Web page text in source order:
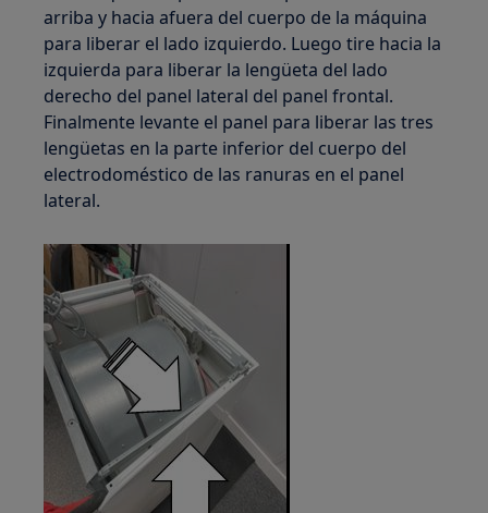
arriba y hacia afuera del cuerpo de la máquina
para liberar el lado izquierdo. Luego tire hacia la
izquierda para liberar la lengüeta del lado
derecho del panel lateral del panel frontal.
Finalmente levante el panel para liberar las tres
lengüetas en la parte inferior del cuerpo del
electrodoméstico de las ranuras en el panel
lateral.